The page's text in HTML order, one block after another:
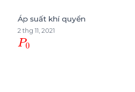
Áp suất khí quyển
2 thg 11, 2021
P0